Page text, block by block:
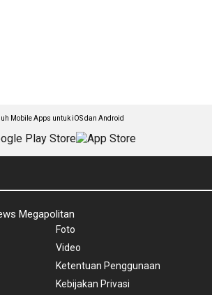
Mobile Apps untuk iOS dan Android
Megapolitan
Foto
Video
Ketentuan Penggunaan
Kebijakan Privasi